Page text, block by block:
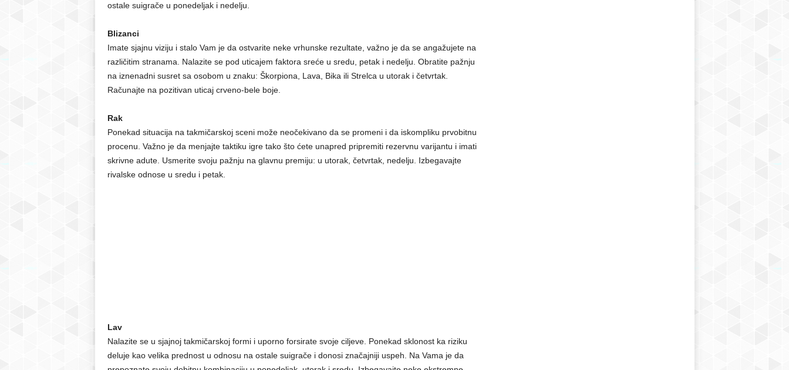
ostale suigrače u ponedeljak i nedelju.
Blizanci
Imate sjajnu viziju i stalo Vam je da ostvarite neke vrhunske rezultate, važno je da se angažujete na
različitim stranama. Nalazite se pod uticajem faktora sreće u sredu, petak i nedelju. Obratite pažnju
na iznenadni susret sa osobom u znaku: Škorpiona, Lava, Bika ili Strelca u utorak i četvrtak.
Računajte na pozitivan uticaj crveno-bele boje.
Rak
Ponekad situacija na takmičarskoj sceni može neočekivano da se promeni i da iskompliku prvobitnu
procenu. Važno je da menjajte taktiku igre tako što ćete unapred pripremiti rezervnu varijantu i imati
skrivne adute. Usmerite svoju pažnju na glavnu premiju: u utorak, četvrtak, nedelju. Izbegavajte
rivalske odnose u sredu i petak.
Lav
Nalazite se u sjajnoj takmičarskoj formi i uporno forsirate svoje ciljeve. Ponekad sklonost ka riziku
deluje kao velika prednost u odnosu na ostale suigrače i donosi značajniji uspeh. Na Vama je da